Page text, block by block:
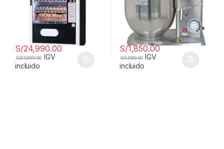
S/24,990.00
S/27,699.00 IGV
incluido
S/1,850.00
S/1,990.00 IGV
incluido